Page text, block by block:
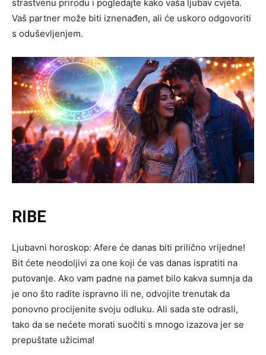
strastvenu prirodu i pogledajte kako vaša ljubav cvjeta.
Vaš partner može biti iznenađen, ali će uskoro odgovoriti
s oduševljenjem.
RIBE
Ljubavni horoskop: Afere će danas biti prilično vrijedne!
Bit ćete neodoljivi za one koji će vas danas ispratiti na
putovanje. Ako vam padne na pamet bilo kakva sumnja da
je ono što radite ispravno ili ne, odvojite trenutak da
ponovno procijenite svoju odluku. Ali sada ste odrasli,
tako da se nećete morati suočiti s mnogo izazova jer se
prepuštate užicima!